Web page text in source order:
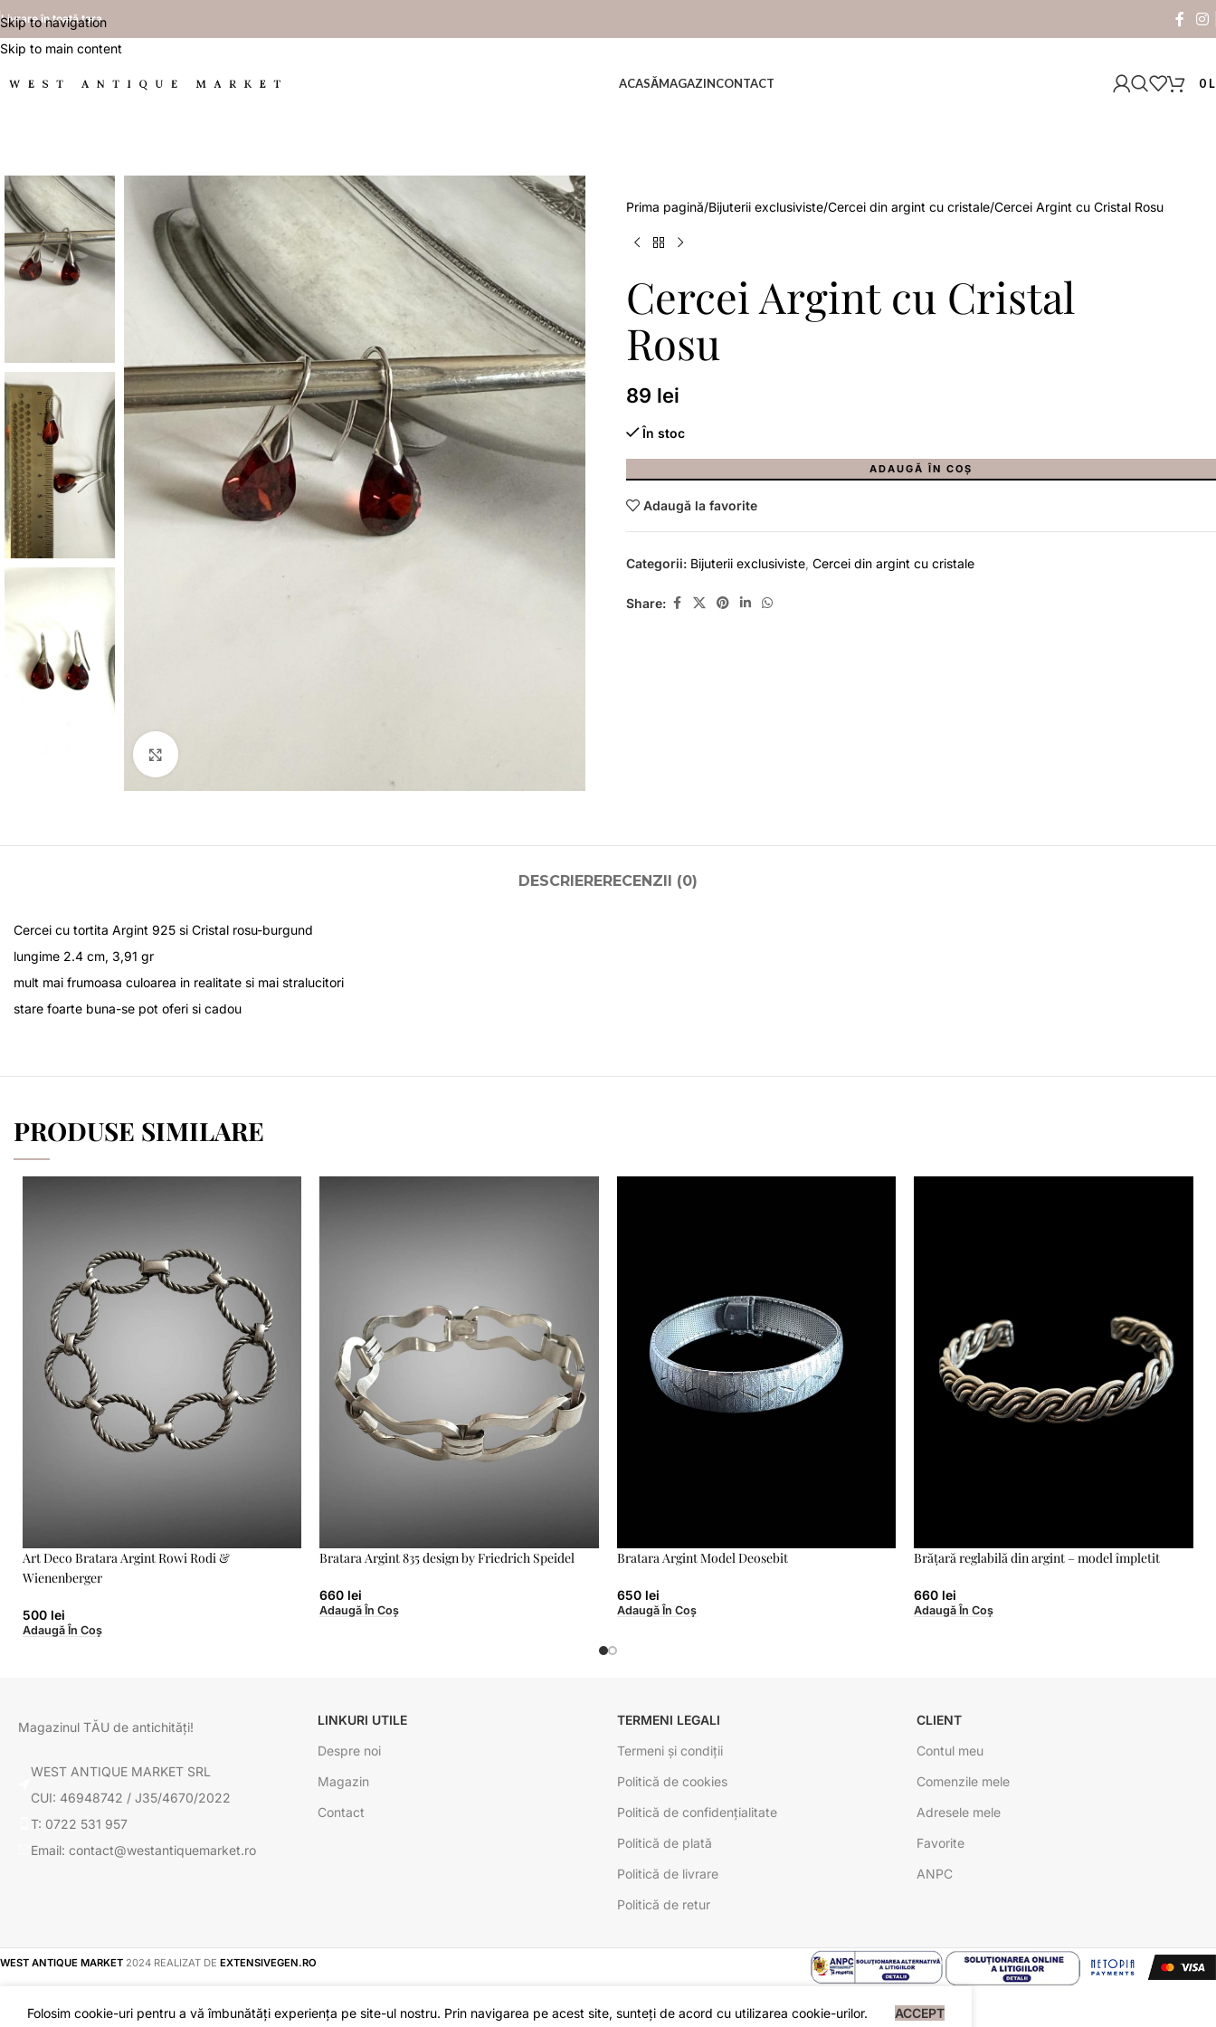
Skip to navigation
Skip to main content
Livrare în toată țara
ACASĂMAGAZINCONTACT 0
Prima pagină Bijuterii exclusiviste Cercei din argint cu cristale Cercei Argint cu Cristal Rosu
Cercei Argint cu Cristal
Rosu
89 lei
În stoc
ADAUGĂ ÎN COȘ
Adaugă la favorite
Categorii: Bijuterii exclusiviste Cercei din argint cu cristale
Share:
DESCRIERERECENZII (0)
Cercei cu tortita Argint 925 si Cristal rosu-burgund
lungime 2.4 cm, 3,91 gr
mult mai frumoasa culoarea in realitate si mai stralucitori
stare foarte buna-se pot oferi si cadou
PRODUSE SIMILARE
Art Deco Bratara Argint Rowi Rodi &
Wienenberger
500 lei
Adaugă În Coș
Bratara Argint 835 design by Friedrich Speidel
660 lei
Adaugă În Coș
Bratara Argint Model Deosebit
650 lei
Adaugă În Coș
Brățară reglabilă din argint – model împletit
660 lei
Adaugă În Coș
Magazinul TĂU de antichități!
WEST ANTIQUE MARKET SRL
CUI: 46948742 / J35/4670/2022
T: 0722 531 957
Email: contact@westantiquemarket.ro
LINKURI UTILE
Despre noi
Magazin
Contact
TERMENI LEGALI
Termeni și condiții
Politică de cookies
Politică de confidențialitate
Politică de plată
Politică de livrare
Politică de retur
CLIENT
Contul meu
Comenzile mele
Adresele mele
Favorite
ANPC
WEST ANTIQUE MARKET 2024 REALIZAT DE EXTENSIVEGEN.RO
Folosim cookie-uri pentru a vă îmbunătăți experiența pe site-ul nostru. Prin navigarea pe acest site, sunteți de acord cu utilizarea cookie-urilor. ACCEPT